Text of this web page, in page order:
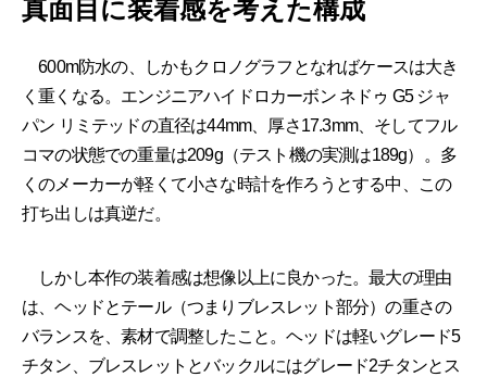
真面目に装着感を考えた構成
600m防水の、しかもクロノグラフとなればケースは大き
く重くなる。エンジニアハイドロカーボン ネドゥ G5 ジャ
パン リミテッドの直径は44mm、厚さ17.3mm、そしてフル
コマの状態での重量は209g（テスト機の実測は189g）。多
くのメーカーが軽くて小さな時計を作ろうとする中、この
打ち出しは真逆だ。
しかし本作の装着感は想像以上に良かった。最大の理由
は、ヘッドとテール（つまりブレスレット部分）の重さの
バランスを、素材で調整したこと。ヘッドは軽いグレード5
チタン、ブレスレットとバックルにはグレード2チタンとス